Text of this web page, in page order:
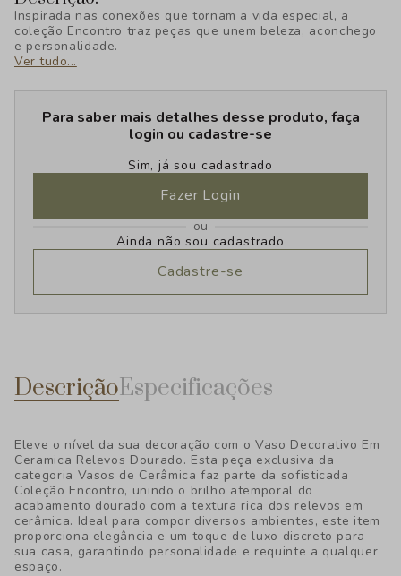
Inspirada nas conexões que tornam a vida especial, a
coleção Encontro traz peças que unem beleza, aconchego
e personalidade.
Ver tudo...
Para saber mais detalhes desse produto, faça
login ou cadastre-se
Sim, já sou cadastrado
Fazer Login
ou
Ainda não sou cadastrado
Cadastre-se
DescriçãoEspecificações
Eleve o nível da sua decoração com o Vaso Decorativo Em
Ceramica Relevos Dourado. Esta peça exclusiva da
categoria Vasos de Cerâmica faz parte da sofisticada
Coleção Encontro, unindo o brilho atemporal do
acabamento dourado com a textura rica dos relevos em
cerâmica. Ideal para compor diversos ambientes, este item
proporciona elegância e um toque de luxo discreto para
sua casa, garantindo personalidade e requinte a qualquer
espaço.